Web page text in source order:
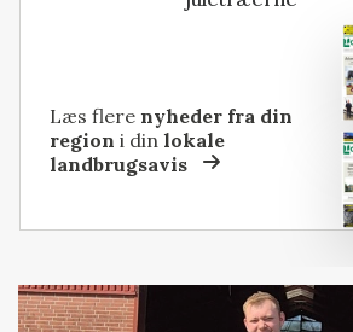
Læs flere nyheder fra din
region i dinlokale
landbrugsavis